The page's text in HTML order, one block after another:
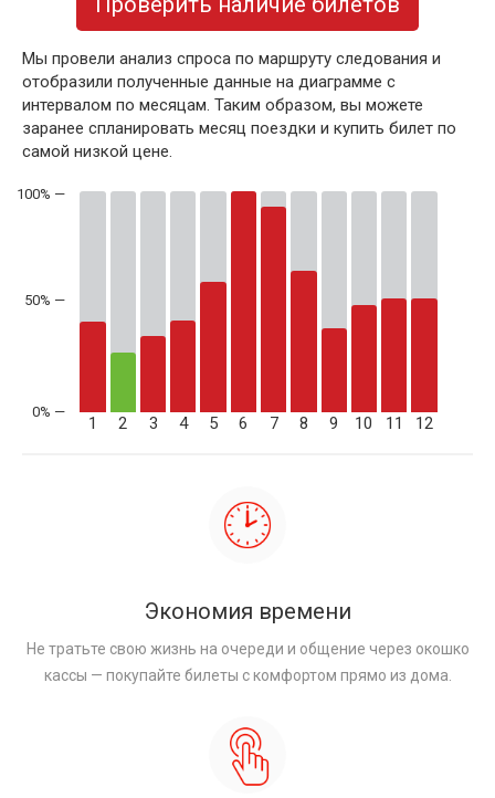
Мы провели анализ спроса по маршруту следования и
отобразили полученные данные на диаграмме с
интервалом по месяцам. Таким образом, вы можете
заранее спланировать месяц поездки и купить билет по
самой низкой цене.
50% —
1 2 3 4 5 6 7 8 9 10 11 12
Экономия времени
Не тратьте свою жизнь на очереди и общение через окошко
кассы — покупайте билеты с комфортом прямо из дома.